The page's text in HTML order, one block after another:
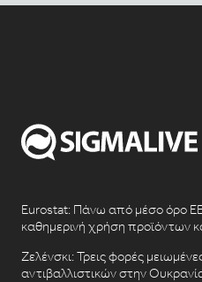
Eurostat: Πάνω από μέσο όρο
καθημερινή χρήση προϊόντων
Ζελένσκι: Τρεις φορές
αντιβαλλιστικών στην